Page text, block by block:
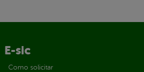
E-sic
Como solicitar